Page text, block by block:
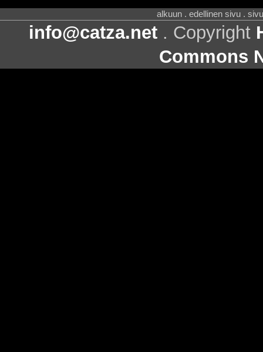
alkuun . edellinen sivu .
info@catza.net . Copyright
Commons